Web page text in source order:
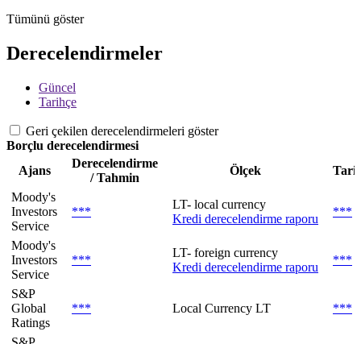
Tümünü göster
Derecelendirmeler
Güncel
Tarihçe
Geri çekilen derecelendirmeleri göster
Borçlu derecelendirmesi
Ajans
Derecelendirme
/ Tahmin
Ölçek
Moody's
Investors
Service
***
LT- local currency
Kredi derecelendirme raporu
***
Moody's
Investors
Service
***
LT- foreign currency
Kredi derecelendirme raporu
***
S&P
Global
Ratings
*** Local Currency LT ***